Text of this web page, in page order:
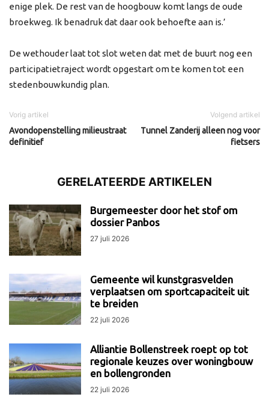
enige plek. De rest van de hoogbouw komt langs de oude
broekweg. Ik benadruk dat daar ook behoefte aan is.’
De wethouder laat tot slot weten dat met de buurt nog een
participatietraject wordt opgestart om te komen tot een
stedenbouwkundig plan.
Vorig artikel
Avondopenstelling milieustraat
definitief
Volgend artikel
Tunnel Zanderij alleen nog voor
fietsers
GERELATEERDE ARTIKELEN
Burgemeester door het stof om
dossier Panbos
27 juli 2026
Gemeente wil kunstgrasvelden
verplaatsen om sportcapaciteit uit
te breiden
22 juli 2026
Alliantie Bollenstreek roept op tot
regionale keuzes over woningbouw
en bollengronden
22 juli 2026